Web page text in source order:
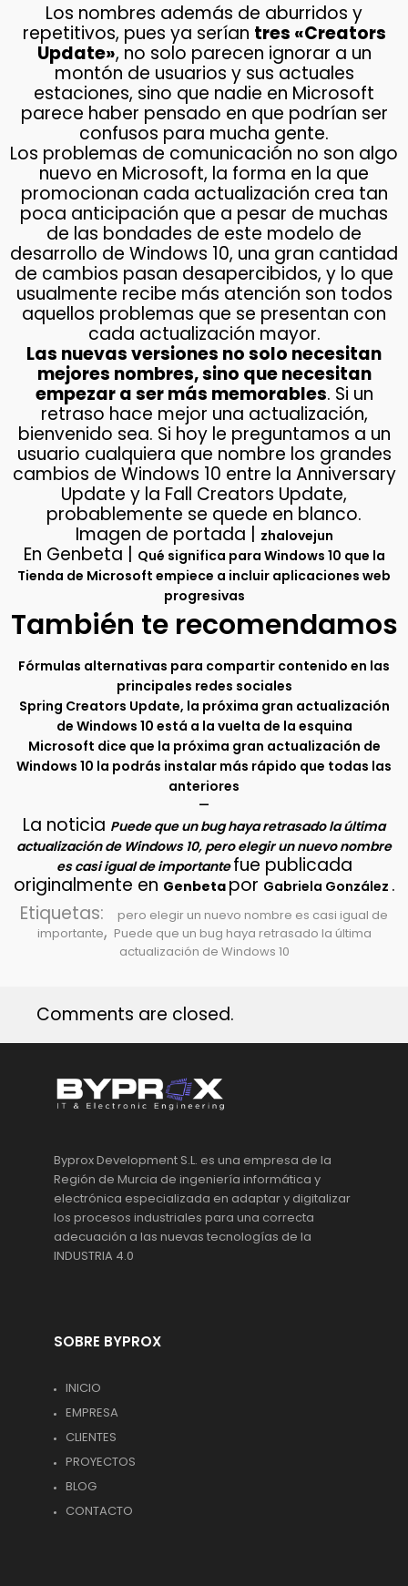
Los nombres además de aburridos y
repetitivos, pues ya serían tres «Creators
Update», no solo parecen ignorar a un
montón de usuarios y sus actuales
estaciones, sino que nadie en Microsoft
parece haber pensado en que podrían ser
confusos para mucha gente.
Los problemas de comunicación no son algo
nuevo en Microsoft, la forma en la que
promocionan cada actualización crea tan
poca anticipación que a pesar de muchas
de las bondades de este modelo de
desarrollo de Windows 10, una gran cantidad
de cambios pasan desapercibidos, y lo que
usualmente recibe más atención son todos
aquellos problemas que se presentan con
cada actualización mayor.
Las nuevas versiones no solo necesitan
mejores nombres, sino que necesitan
empezar a ser más memorables. Si un
retraso hace mejor una actualización,
bienvenido sea. Si hoy le preguntamos a un
usuario cualquiera que nombre los grandes
cambios de Windows 10 entre la Anniversary
Update y la Fall Creators Update,
probablemente se quede en blanco.
Imagen de portada |
zhalovejun
En Genbeta |
Qué significa para Windows 10 que la
Tienda de Microsoft empiece a incluir aplicaciones web
progresivas
También te recomendamos
Fórmulas alternativas para compartir contenido en las
principales redes sociales
Spring Creators Update, la próxima gran actualización
de Windows 10 está a la vuelta de la esquina
Microsoft dice que la próxima gran actualización de
Windows 10 la podrás instalar más rápido que todas las
anteriores
–
La noticia Puede que un bug haya retrasado la última
actualización de Windows 10, pero elegir un nuevo nombre
es casi igual de importantefue publicada
originalmente en Genbeta por Gabriela González .
Etiquetas:
pero elegir un nuevo nombre es casi igual de
importante, Puede que un bug haya retrasado la última
actualización de Windows 10
Comments are closed.
Byprox Development S.L. es una empresa de la
Región de Murcia de ingeniería informática y
electrónica especializada en adaptar y digitalizar
los procesos industriales para una correcta
adecuación a las nuevas tecnologías de la
INDUSTRIA 4.0
SOBRE BYPROX
INICIO
EMPRESA
CLIENTES
PROYECTOS
BLOG
CONTACTO